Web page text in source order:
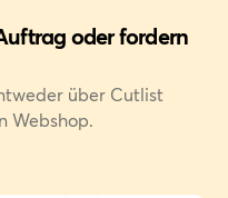
oder fordern
über Cutlist
Webshop.